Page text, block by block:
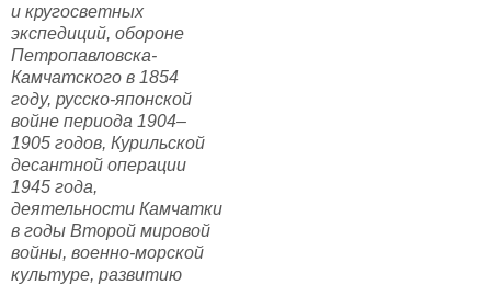
и кругосветных
экспедиций, обороне
Петропавловска-
Камчатского в 1854
году, русско-японской
войне периода 1904–
1905 годов, Курильской
десантной операции
1945 года,
деятельности Камчатки
в годы Второй мировой
войны, военно-морской
культуре, развитию